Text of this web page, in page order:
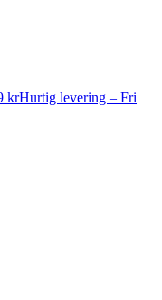
Hurtig levering – Fri